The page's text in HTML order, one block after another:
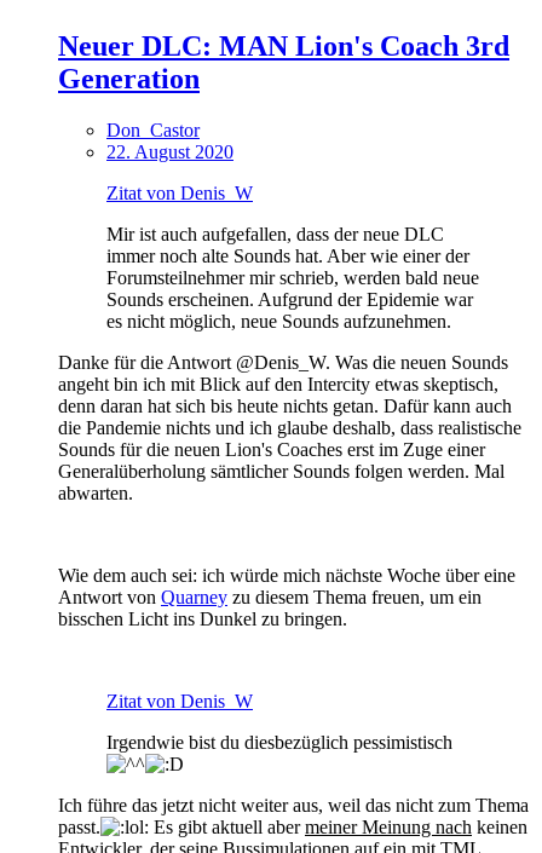
Neuer DLC: MAN Lion's Coach 3rd
Generation
Don_Castor
22. August 2020
Zitat von Denis_W
Mir ist auch aufgefallen, dass der neue DLC
immer noch alte Sounds hat. Aber wie einer der
Forumsteilnehmer mir schrieb, werden bald neue
Sounds erscheinen. Aufgrund der Epidemie war
es nicht möglich, neue Sounds aufzunehmen.
Danke für die Antwort @Denis_W. Was die neuen Sounds
angeht bin ich mit Blick auf den Intercity etwas skeptisch,
denn daran hat sich bis heute nichts getan. Dafür kann auch
die Pandemie nichts und ich glaube deshalb, dass realistische
Sounds für die neuen Lion's Coaches erst im Zuge einer
Generalüberholung sämtlicher Sounds folgen werden. Mal
abwarten.
Wie dem auch sei: ich würde mich nächste Woche über eine
Antwort von Quarney zu diesem Thema freuen, um ein
bisschen Licht ins Dunkel zu bringen.
Zitat von Denis_W
Irgendwie bist du diesbezüglich pessimistisch
Ich führe das jetzt nicht weiter aus, weil das nicht zum Thema
passt.
Es gibt aktuell abermeiner Meinung nach keinen
Entwickler, der seine Bussimulationen auf ein mit TML